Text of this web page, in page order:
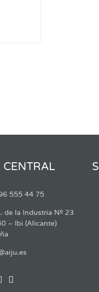
CENTRAL
555 44 75
de la Industria Nº 23
– Ibi (Alicante)